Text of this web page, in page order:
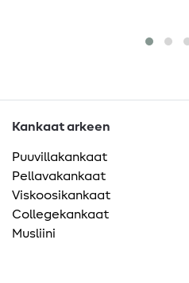
Kankaat arkeen
Puuvillakankaat
Pellavakankaat
Viskoosikankaat
Collegekankaat
Musliini